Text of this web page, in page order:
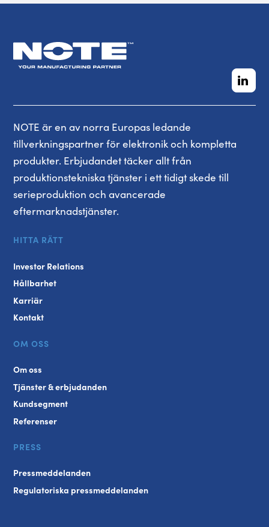
NOTE är en av norra Europas ledande
tillverkningspartner för elektronik och kompletta
produkter. Erbjudandet täcker allt från
produktionstekniska tjänster i ett tidigt skede till
serieproduktion och avancerade
eftermarknadstjänster.
HITTA RÄTT
Investor Relations
Hållbarhet
Karriär
Kontakt
OM OSS
Om oss
Tjänster & erbjudanden
Kundsegment
Referenser
PRESS
Pressmeddelanden
Regulatoriska pressmeddelanden